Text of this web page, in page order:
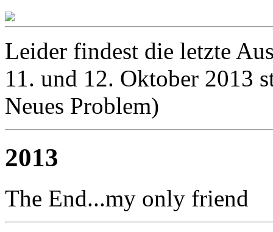
Leider findest die letzte
11. und 12. Oktober 2013
Neues Problem)
2013
The End...my only friend